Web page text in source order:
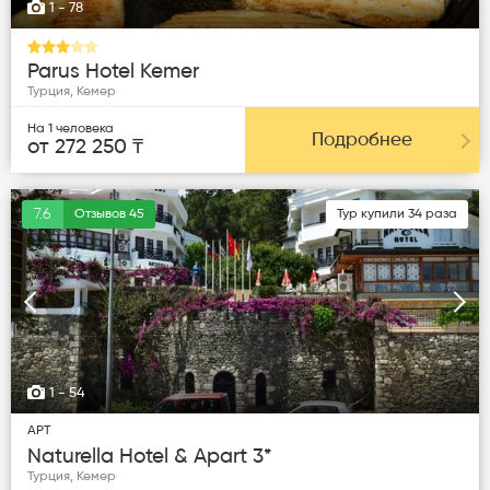
1- 78
Parus Hotel Kemer
Турция, Кемер
На 1 человека
от 272 250 ₸ Подробнее
7.6 Отзывов 45 Тур купили 34 раза
1- 54
Следующая
APT
Naturella Hotel & Apart 3*
Турция, Кемер